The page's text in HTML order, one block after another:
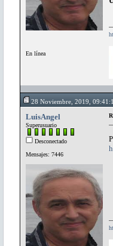
En línea
28 Noviembre, 2019,
LuisAngel
Superusuario
Desconectado
Mensajes: 7446